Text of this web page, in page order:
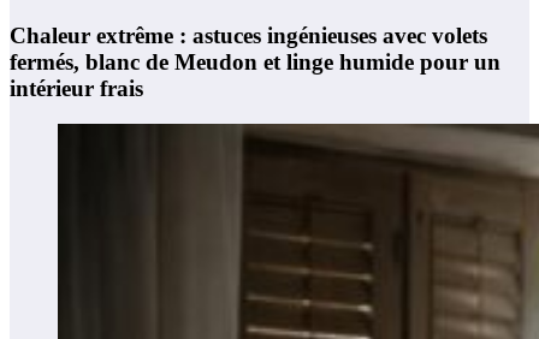
Chaleur extrême : astuces ingénieuses avec volets
fermés, blanc de Meudon et linge humide pour un
intérieur frais